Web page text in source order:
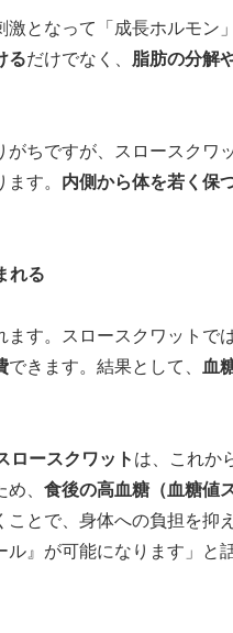
激となって「成長ホルモン
るだけでなく、 脂肪の分解
ちですが、スロースクワ
す。 内側から体を若く保
れる
す。スロースクワットでは
できます。結果として、
血
ロースクワット は、これか
、 食後の高血糖（血糖値
とで、身体への負担を抑
』が可能になります」と